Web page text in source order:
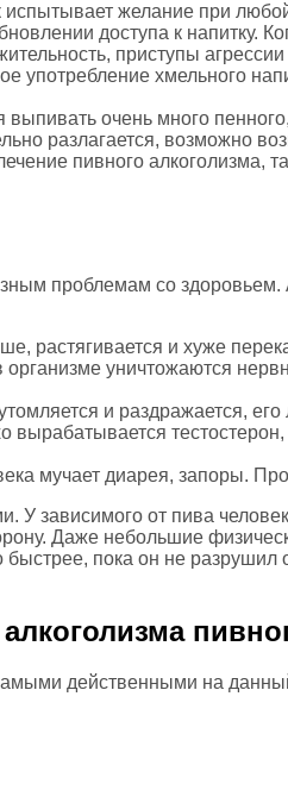
испытывает желание при
доступа к напитку.
приступы
употребление хмельного
очень много
разлагается, возможно
пивного алкоголизма,
проблемам со здоровьем.
растягивается и хуже
уничтожаются
и раздражается, его
мучает диарея, запоры.
У зависимого от пива
Даже небольшие
пока он не разрушил
действенными на